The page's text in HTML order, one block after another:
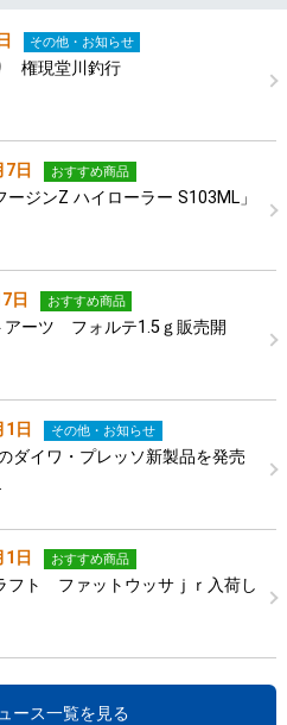
その他・お知らせ
権現堂川釣行
日 おすすめ商品
ージンZ ハイローラー S103ML」
日 おすすめ商品
アーツ フォルテ1.5ｇ販売開
日 その他・お知らせ
ダイワ・プレッソ新製品を発売
日 おすすめ商品
フト ファットウッサｊｒ入荷し
ース一覧を見る